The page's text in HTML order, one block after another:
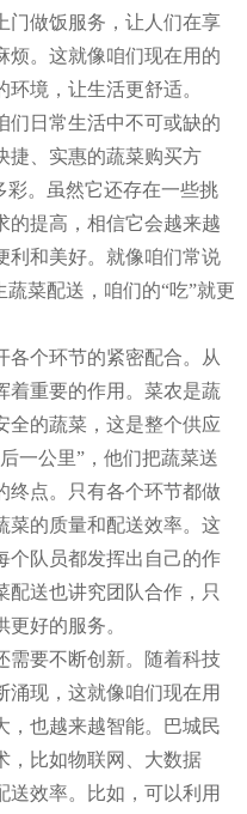
门做饭服务，让人们在享
烦。这就像咱们现在用的
境，让生活更舒适。
们日常生活中不可或缺的
捷、实惠的蔬菜购买方
彩。虽然它还存在一些挑
的提高，相信它会越来越
利和美好。就像咱们常说
菜配送，咱们的“吃”就更
各个环节的紧密配合。从
着重要的作用。菜农是蔬
全的蔬菜，这是整个供应
一公里”，他们把蔬菜送
终点。只有各个环节都做
菜的质量和配送效率。这
个队员都发挥出自己的作
配送也讲究团队合作，只
好的服务。
需要不断创新。随着科技
涌现，这就像咱们现在用
，也越来越智能。巴城民
，比如物联网、大数据
送效率。比如，可以利用